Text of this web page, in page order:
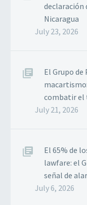
declaración
Nicaragua
July 23, 2026
El Grupo de
combatir el
July 21, 2026
El 65% de
lawfare: el
señal de
July 6, 2026